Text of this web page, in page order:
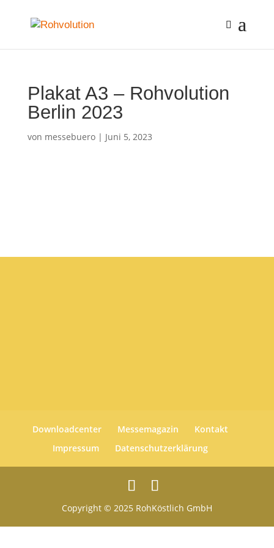
Plakat A3 – Rohvolution
Berlin 2023
von messebuero| Juni 5, 2023
Downloadcenter Messemagazin
Kontakt
Impressum
Datenschutzerklärung
Copyright © 2025 RohKöstlich GmbH